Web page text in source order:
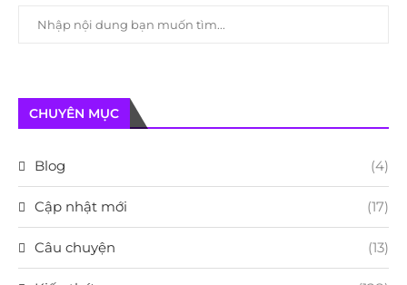
CHUYÊN MỤC
Blog (4)
Cập nhật mới (17)
Câu chuyện (13)